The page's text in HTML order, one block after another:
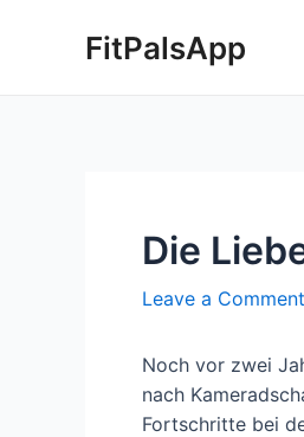
FitPalsApp
Die
Leave a Comment
Noch vor zwei
nach
Fortschritte bei
navigation